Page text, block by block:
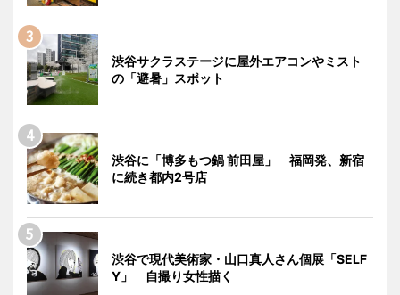
渋谷サクラステージに屋外エアコンやミスト
の「避暑」スポット
渋谷に「博多もつ鍋 前田屋」 福岡発、新宿
に続き都内2号店
渋谷で現代美術家・山口真人さん個展「SELF
Y」 自撮り女性描く